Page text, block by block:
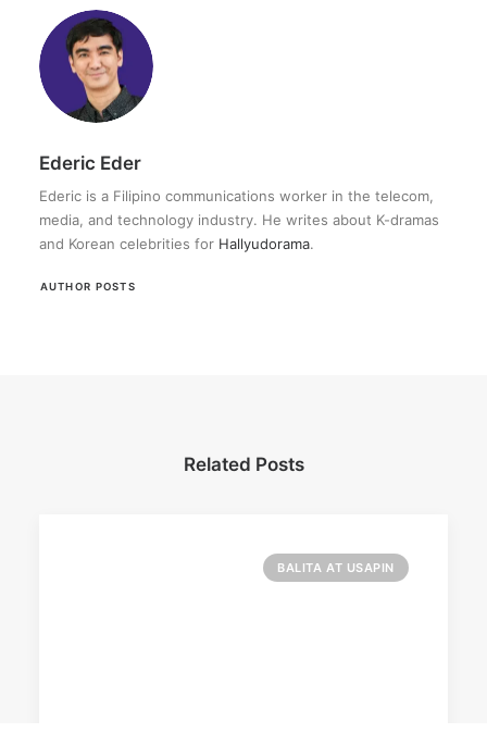
Ederic Eder
Ederic is a Filipino communications worker in the telecom,
media, and technology industry. He writes about K-dramas
and Korean celebrities for Hallyudorama.
AUTHOR POSTS
Related Posts
BALITA AT USAPIN